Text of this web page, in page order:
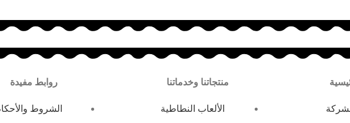
منتجاتنا وخدماتنا
الألعاب النطاطية
روابط مفيدة
الشروط